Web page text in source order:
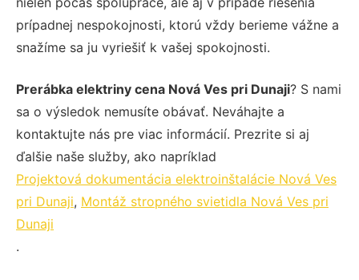
prípadnej nespokojnosti, ktorú vždy berieme vážne a
snažíme sa ju vyriešiť k vašej spokojnosti.
Prerábka elektriny cena Nová Ves pri Dunaji? S nami
sa o výsledok nemusíte obávať. Neváhajte a
kontaktujte nás pre viac informácií. Prezrite si aj
ďalšie naše služby, ako napríklad
Projektová dokumentácia elektroinštalácie Nová Ves
pri Dunaji, Montáž stropného svietidla Nová Ves pri
Dunaji
.